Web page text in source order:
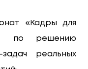
«Кадры для
по решению
реальных